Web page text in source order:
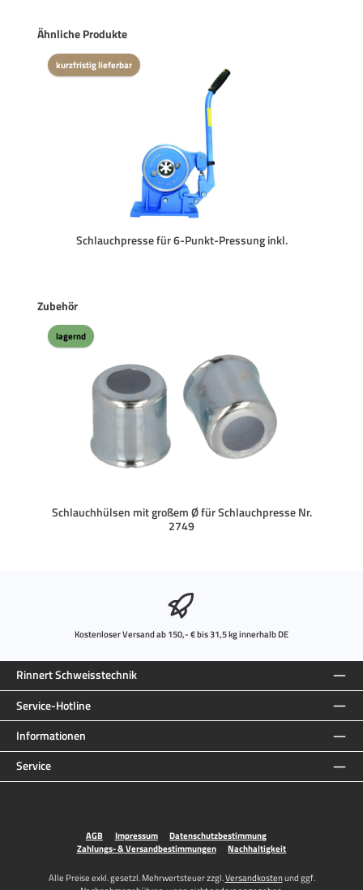
Produktgalerie überspringen
Ähnliche Produkte
kurzfristig lieferbar
Schlauchpresse für 6-Punkt-Pressung inkl.
Produktgalerie überspringen
Zubehör
lagernd
Schlauchhülsen mit großem Ø für Schlauchpresse Nr.
2749
Kostenloser Versand ab 150,- € bis 31,5 kg innerhalb DE
Rinnert Schweisstechnik
Service-Hotline
Informationen
Service
AGB Impressum
Datenschutzbestimmung
Zahlungs- & Versandbestimmungen
Nachhaltigkeit
Alle Preise exkl. gesetzl. Mehrwertsteuer zzgl.Versandkostenund ggf.